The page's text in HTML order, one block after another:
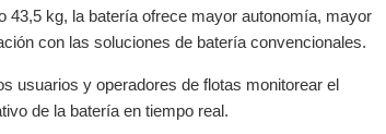
43,5 kg, la batería ofrece mayor autonomía, mayor
con las soluciones de batería convencionales.
usuarios y operadores de flotas monitorear el
de la batería en tiempo real.